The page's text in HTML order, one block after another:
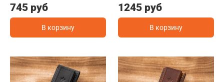
745 руб
В корзину
1245 руб
В корзину